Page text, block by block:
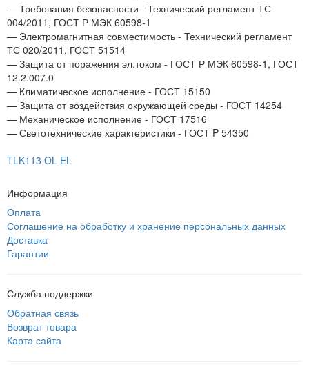
— Требования безопасности - Технический регламент ТС
004/2011, ГОСТ Р МЭК 60598-1
— Электромагнитная совместимость - Технический регламент
ТС 020/2011, ГОСТ 51514
— Защита от поражения эл.током - ГОСТ Р МЭК 60598-1, ГОСТ
12.2.007.0
— Климатическое исполнение - ГОСТ 15150
— Защита от воздействия окружающей среды - ГОСТ 14254
— Механическое исполнение - ГОСТ 17516
— Светотехнические характеристики - ГОСТ P 54350
TLK113 OL EL
Информация
Оплата
Соглашение на обработку и хранение персональных данных
Доставка
Гарантии
Служба поддержки
Обратная связь
Возврат товара
Карта сайта